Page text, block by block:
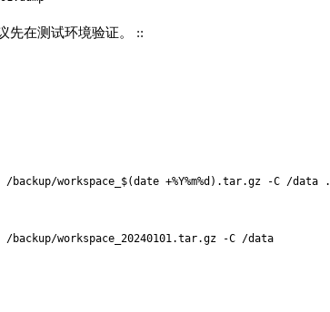
先在测试环境验证。 ::
workspace_$(date +%Y%m%d).tar.gz -C /data .